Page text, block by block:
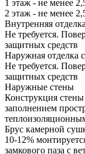
1 этаж - не менее
2 этаж - не менее
Внутренняя
Не требуется.
защитных средств
Наружная отделка
Не требуется.
защитных средств
Наружные стены
Конструкция
заполнением
Брус камерной
10-12%
замкового паза с